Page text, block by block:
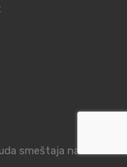
smeštaja na